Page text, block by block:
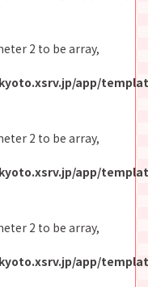
2 to be array,
app/
2 to be array,
app/
2 to be array,
app/